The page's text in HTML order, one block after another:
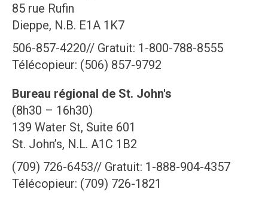
85 rue Rufin
Dieppe, N.B. E1A 1K7
506-857-4220// Gratuit: 1-800-788-8555
Télécopieur: (506) 857-9792
Bureau régional de St. John's
(8h30 – 16h30)
139 Water St, Suite 601
St. John’s, N.L. A1C 1B2
(709) 726-6453// Gratuit: 1-888-904-4357
Télécopieur: (709) 726-1821